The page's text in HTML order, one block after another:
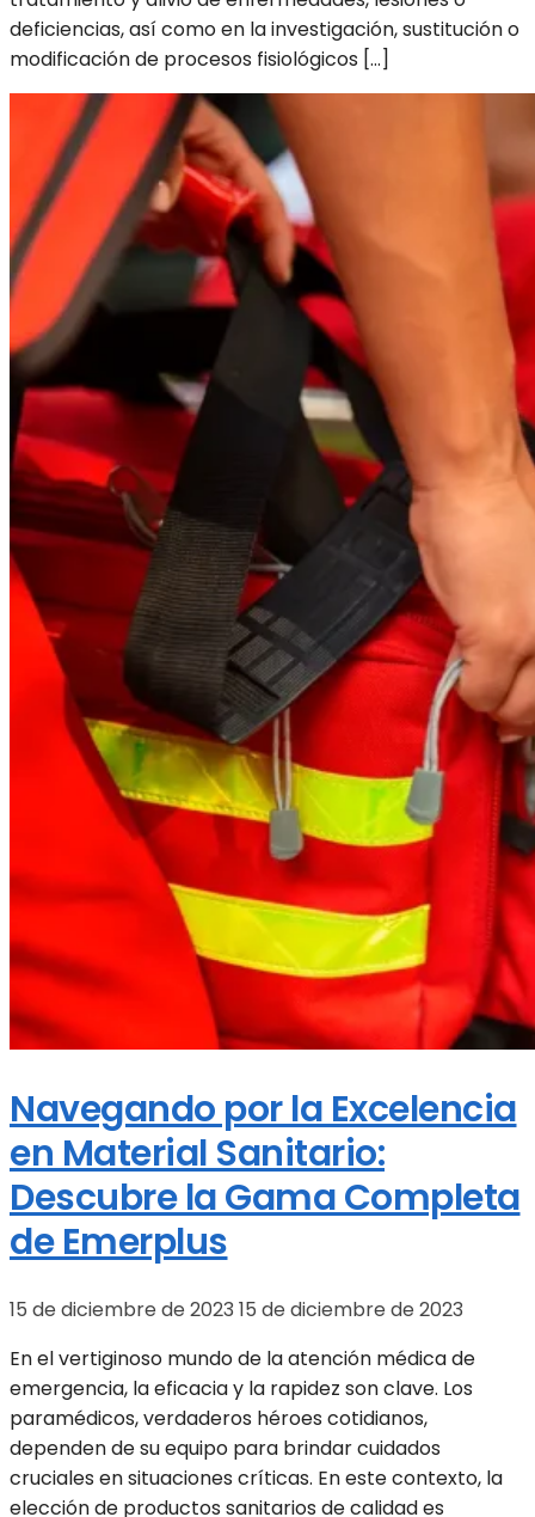
deficiencias, así como en la investigación, sustitución o
modificación de procesos fisiológicos […]
Navegando por la Excelencia
en Material Sanitario:
Descubre la Gama Completa
de Emerplus
15 de diciembre de 2023 15 de diciembre de 2023
En el vertiginoso mundo de la atención médica de
emergencia, la eficacia y la rapidez son clave. Los
paramédicos, verdaderos héroes cotidianos,
dependen de su equipo para brindar cuidados
cruciales en situaciones críticas. En este contexto, la
elección de productos sanitarios de calidad es